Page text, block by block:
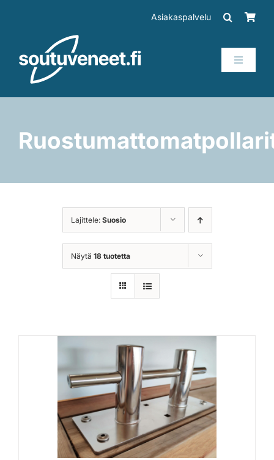
Asiakaspalvelu
Toggle
Perämoottorit
Valmistajat
Asiakaskokemuksia
Lajittele: Suosio
Näytä 18 tuotetta